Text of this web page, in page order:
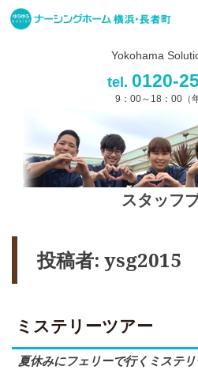
Yokohama
tel. 0120-
9：00～18：00（
スタッフ
投稿者:ysg2015
ミステリーツアー
夏休みにフェリーで行くミステ